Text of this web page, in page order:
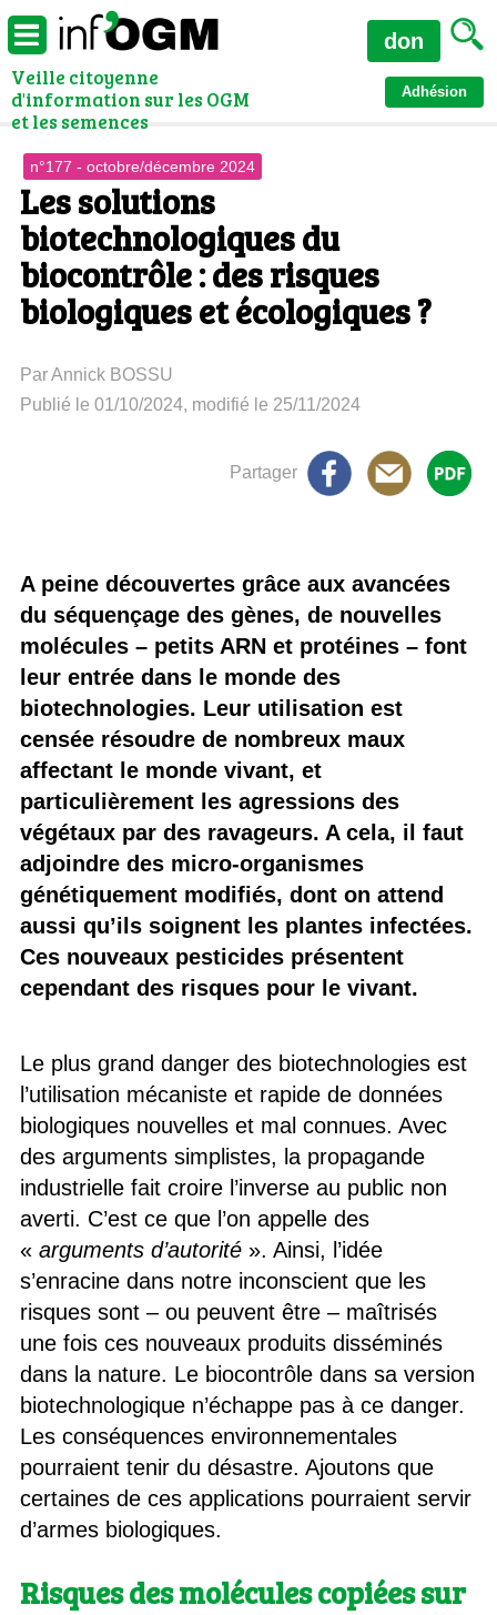
Veille citoyenne
d'information sur les OGM
et les semences
Adhésion
don
n°177 - octobre/décembre 2024
Les solutions
biotechnologiques du
biocontrôle : des risques
biologiques et écologiques ?
Par Annick BOSSU
Publié le 01/10/2024, modifié le 25/11/2024
Partager
A peine découvertes grâce aux avancées
du séquençage des gènes, de nouvelles
molécules – petits ARN et protéines – font
leur entrée dans le monde des
biotechnologies. Leur utilisation est
censée résoudre de nombreux maux
affectant le monde vivant, et
particulièrement les agressions des
végétaux par des ravageurs. A cela, il faut
adjoindre des micro-organismes
génétiquement modifiés, dont on attend
aussi qu’ils soignent les plantes infectées.
Ces nouveaux pesticides présentent
cependant des risques pour le vivant.
Le plus grand danger des biotechnologies est
l’utilisation mécaniste et rapide de données
biologiques nouvelles et mal connues. Avec
des arguments simplistes, la propagande
industrielle fait croire l’inverse au public non
averti. C’est ce que l’on appelle des
« arguments d’autorité». Ainsi, l’idée
s’enracine dans notre inconscient que les
risques sont – ou peuvent être – maîtrisés
une fois ces nouveaux produits disséminés
dans la nature. Le biocontrôle dans sa version
biotechnologique n’échappe pas à ce danger.
Les conséquences environnementales
pourraient tenir du désastre. Ajoutons que
certaines de ces applications pourraient servir
d’armes biologiques.
Risques des molécules copiées sur